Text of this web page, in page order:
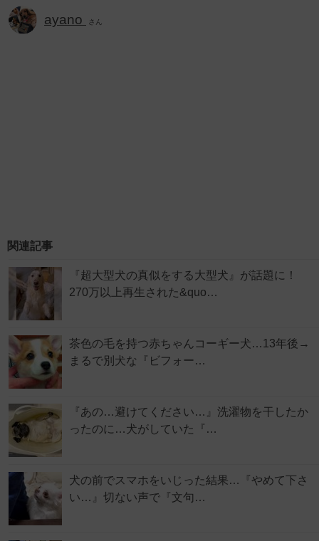
ayano さん
関連記事
『超大型犬の真似をする大型犬』が話題に！
270万以上再生された&quo…
茶色の毛を持つ赤ちゃんコーギー犬…13年後→
まるで別犬な『ビフォー…
『あの…避けてください…』洗濯物を干したか
ったのに…犬がしていた『…
犬の前でスマホをいじった結果…『やめて下さ
い…』切ない声で『文句…